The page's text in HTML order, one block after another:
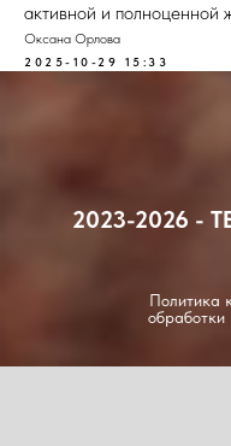
активной и полноценной
Оксана Орлова
2025-10-29 15:33
2023-2026 -
Политика
обработки